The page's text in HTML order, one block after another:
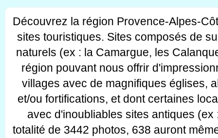
Découvrez la région Provence-Alpes-
sites touristiques. Sites composés de
naturels (ex : la Camargue, les
région pouvant nous offrir
villages avec de magnifiques églises,
et/ou fortifications, et dont certaines
avec d'inoubliables sites antiques
totalité de 3442 photos, 638 auront